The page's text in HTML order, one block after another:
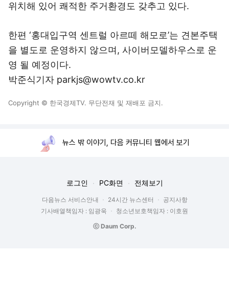
위치해 있어 쾌적한 주거환경도 갖추고 있다.
한편 ‘홍대입구역 센트럴 아르떼 해모로’는 견본주택
을 별도로 운영하지 않으며, 사이버모델하우스로 운
영 될 예정이다.
박준식기자 parkjs@wowtv.co.kr
Copyright © 한국경제TV. 무단전재 및 재배포 금지.
뉴스 밖 이야기, 다음 커뮤니티 웹에서 보기
로그인 PC화면 전체보기
다음뉴스 서비스안내 24시간 뉴스센터
공지사항
기사배열책임자 : 임광욱
청소년보호책임자 : 이호원
ⓒ Daum Corp.